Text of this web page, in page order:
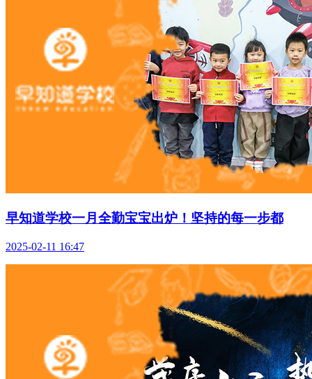
早知道学校一月全勤宝宝出炉！坚持的每一步都
2025-02-11 16:47